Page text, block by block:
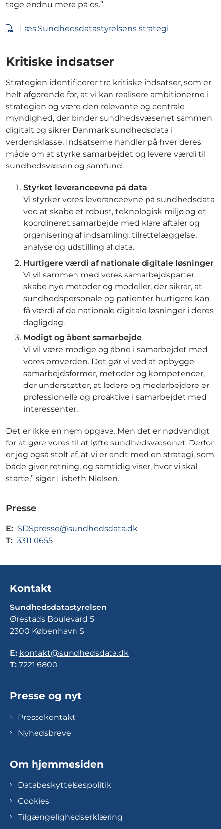
tage endnu mere på os.”
Læs Sundhedsdatastyrelsens strategi
Kritiske indsatser
Strategien identificerer tre kritiske indsatser, som er
helt afgørende for, at vi kan realisere ambitionerne i
strategien og være den relevante og centrale
myndighed, der binder sundhedsvæsenet sammen
digitalt og sikrer Danmark sundhedsdata i
verdensklasse. Indsatserne handler på hver deres
måde om at styrke samarbejdet og levere værdi til
sundhedsvæsen og samfund.
Styrket leveranceevne på data
Vi styrker vores leveranceevne på sundhedsdata
ved at skabe et robust, teknologisk miljø og et
koordineret samarbejde med klare aftaler og
organisering af indsamling, tilrettelæggelse,
analyse og udstilling af data.
Hurtigere værdi af nationale digitale løsninger
Vi vil sammen med vores samarbejdsparter
skabe nye metoder og modeller, der sikrer, at
sundhedspersonale og patienter hurtigere kan
få værdi af de nationale digitale løsninger i deres
dagligdag.
Modigt og åbent samarbejde
Vi vil være modige og åbne i samarbejdet med
vores omverden. Det gør vi ved at opbygge
samarbejdsformer, metoder og kompetencer,
der understøtter, at ledere og medarbejdere er
professionelle og proaktive i samarbejdet med
interessenter.
Det er ikke en nem opgave. Men det er nødvendigt
for at gøre vores til at løfte sundhedsvæsenet. Derfor
er jeg også stolt af, at vi er endt med en strategi, som
både giver retning, og samtidig viser, hvor vi skal
starte,” siger Lisbeth Nielsen.
Presse
E: SDSpresse@sundhedsdata.dk
T: 3311 0655
Kontakt
Sundhedsdatastyrelsen
Ørestads Boulevard 5
2300 København S
E: kontakt@sundhedsdata.dk
T: 7221 6800
Presse og nyt
Pressekontakt
Nyhedsbreve
Om hjemmesiden
Databeskyttelsespolitik
Cookies
Tilgængelighedserklæring